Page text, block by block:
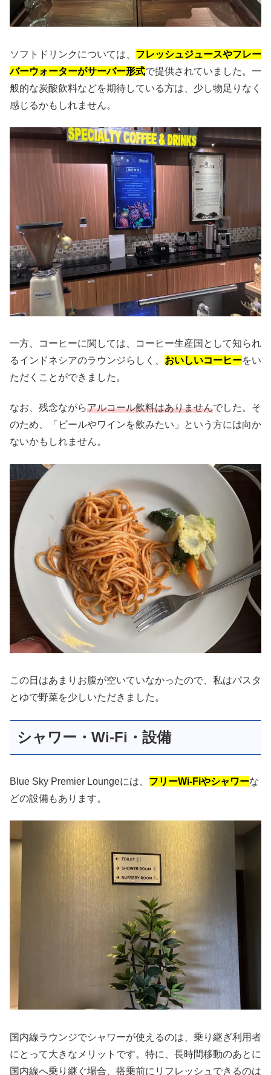
ソフトドリンクについては、 フレッシュジュースやフレー
バーウォーターがサーバー形式で提供されていました。一
般的な炭酸飲料などを期待している方は、少し物足りなく
感じるかもしれません。
一方、コーヒーに関しては、コーヒー生産国として知られ
るインドネシアのラウンジらしく、 おいしいコーヒーをい
ただくことができました。
なお、残念ながらアルコール飲料はありませんでした。そ
のため、「ビールやワインを飲みたい」という方には向か
ないかもしれません。
この日はあまりお腹が空いていなかったので、私はパスタ
とゆで野菜を少しいただきました。
シャワー・Wi-Fi・設備
Blue Sky Premier Loungeには、 フリーWi-Fiやシャワーな
どの設備もあります。
国内線ラウンジでシャワーが使えるのは、乗り継ぎ利用者
にとって大きなメリットです。特に、長時間移動のあとに
国内線へ乗り継ぐ場合、搭乗前にリフレッシュできるのは